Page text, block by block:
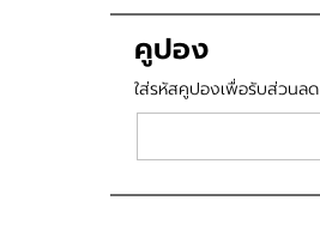
คูปอง
ใส่รหัสคูปองเพื่อรับส่วนลด